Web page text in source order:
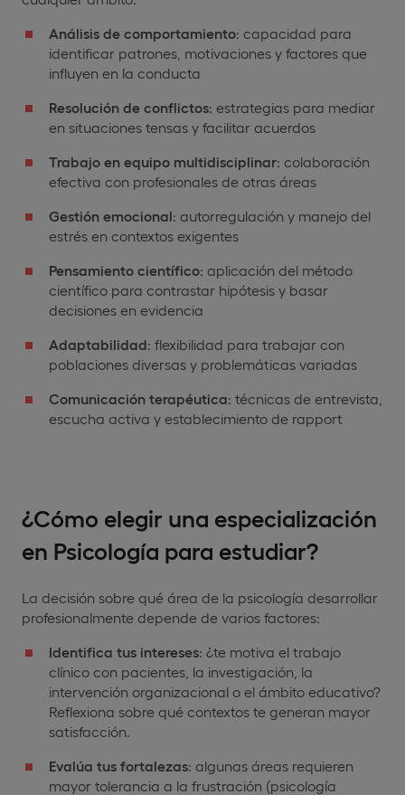
Análisis de comportamiento: capacidad para
identificar patrones, motivaciones y factores que
influyen en la conducta
Resolución de conflictos: estrategias para mediar
en situaciones tensas y facilitar acuerdos
Trabajo en equipo multidisciplinar: colaboración
efectiva con profesionales de otras áreas
Gestión emocional: autorregulación y manejo del
estrés en contextos exigentes
Pensamiento científico: aplicación del método
científico para contrastar hipótesis y basar
decisiones en evidencia
Adaptabilidad: flexibilidad para trabajar con
poblaciones diversas y problemáticas variadas
Comunicación terapéutica: técnicas de entrevista,
escucha activa y establecimiento de rapport
¿Cómo elegir una especialización
en Psicología para estudiar?
La decisión sobre qué área de la psicología desarrollar
profesionalmente depende de varios factores:
Identifica tus intereses: ¿te motiva el trabajo
clínico con pacientes, la investigación, la
intervención organizacional o el ámbito educativo?
Reflexiona sobre qué contextos te generan mayor
satisfacción.
Evalúa tus fortalezas: algunas áreas requieren
mayor tolerancia a la frustración (psicología